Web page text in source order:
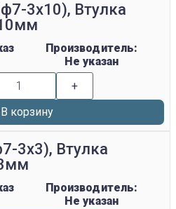
3х10), Втулка
Производитель:
Не указан
+
В корзину
3х3), Втулка
Производитель:
Не указан